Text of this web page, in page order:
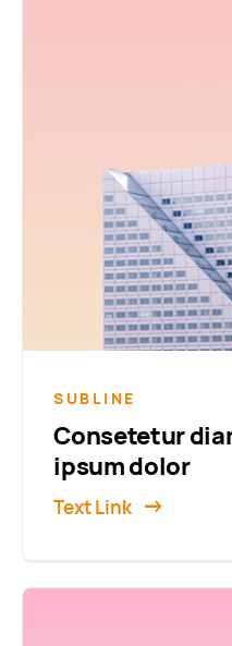
SUBLINE
Consetetur
ipsum dolor
Text Link